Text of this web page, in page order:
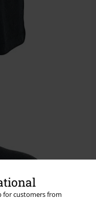
for customers from